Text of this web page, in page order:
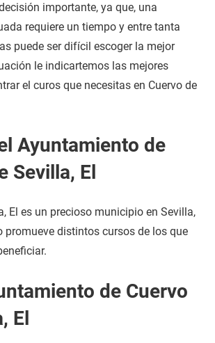
importante, ya que, una
requiere un tiempo y entre tanta
puede ser difícil escoger la mejor
le indicartemos las mejores
el curos que necesitas en Cuervo de
Ayuntamiento de
Sevilla, El
El es un precioso municipio en Sevilla,
promueve distintos cursos de los que
de Cuervo
El